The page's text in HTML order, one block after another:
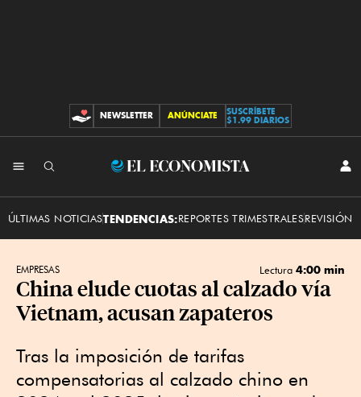
CONTRIBUCIONES
NEWSLETTER ANÚNCIATE
SUSCRÍBETE
$1.99 DIARIOS
El
ÚLTIMAS NOTICIASTENDENCIAS:REPORTES TRIMESTRALESREVISIÓN
EMPRESAS Lectura 4:00 min
China elude cuotas al calzado vía
Vietnam, acusan zapateros
Tras la imposición de tarifas
compensatorias al calzado chino en